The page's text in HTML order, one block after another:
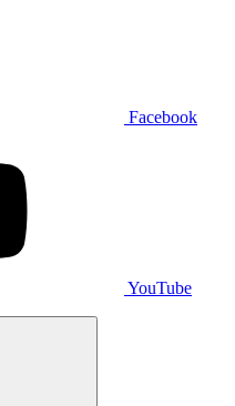
Facebook
YouTube